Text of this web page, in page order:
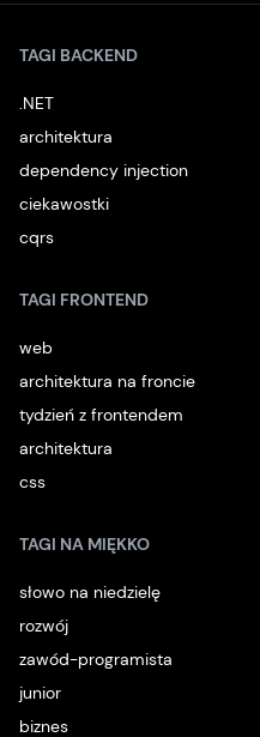
TAGI BACKEND
.NET
architektura
dependency injection
ciekawostki
cqrs
TAGI FRONTEND
web
architektura na froncie
tydzień z frontendem
architektura
css
TAGI NA MIĘKKO
słowo na niedzielę
rozwój
zawód-programista
junior
biznes